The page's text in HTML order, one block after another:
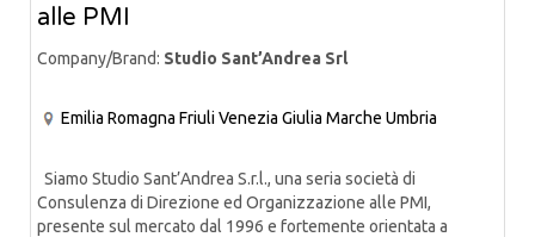
alle PMI
Company/Brand: Studio Sant’Andrea Srl
Emilia Romagna Friuli Venezia Giulia Marche Umbria
Siamo Studio Sant’Andrea S.r.l., una seria società di
Consulenza di Direzione ed Organizzazione alle PMI,
presente sul mercato dal 1996 e fortemente orientata a